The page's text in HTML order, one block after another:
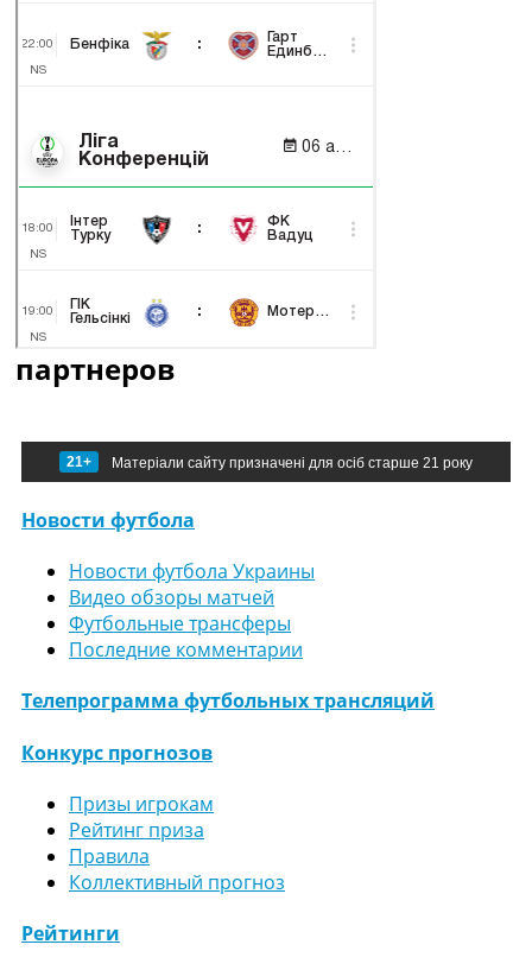
партнеров
21+ Матеріали сайту призначені для осіб старше 21 року
Новости футбола
Новости футбола Украины
Видео обзоры матчей
Футбольные трансферы
Последние комментарии
Телепрограмма футбольных трансляций
Конкурс прогнозов
Призы игрокам
Рейтинг приза
Правила
Коллективный прогноз
Рейтинги